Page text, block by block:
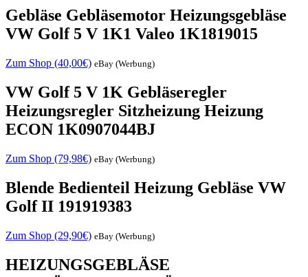
Gebläse Gebläsemotor Heizungsgebläse
VW Golf 5 V 1K1 Valeo 1K1819015
Zum Shop (40,00€) eBay (Werbung)
VW Golf 5 V 1K Gebläseregler
Heizungsregler Sitzheizung Heizung
ECON 1K0907044BJ
Zum Shop (79,98€) eBay (Werbung)
Blende Bedienteil Heizung Gebläse VW
Golf II 191919383
Zum Shop (29,90€) eBay (Werbung)
HEIZUNGSGEBLÄSE